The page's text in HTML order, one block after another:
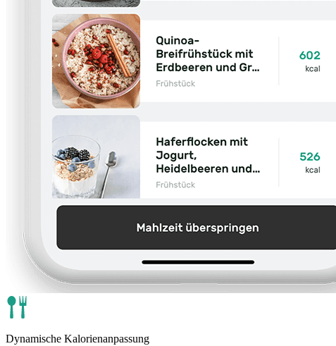
Dynamische Kalorienanpassung